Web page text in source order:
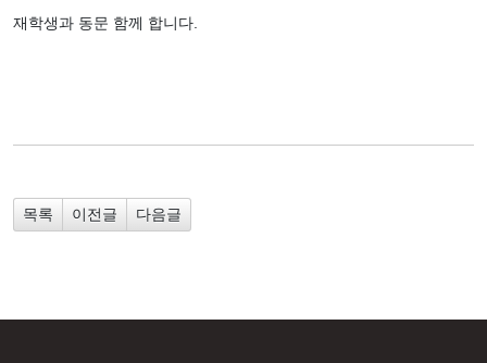
재학생과 동문 함께 합니다.
목록 이전글 다음글